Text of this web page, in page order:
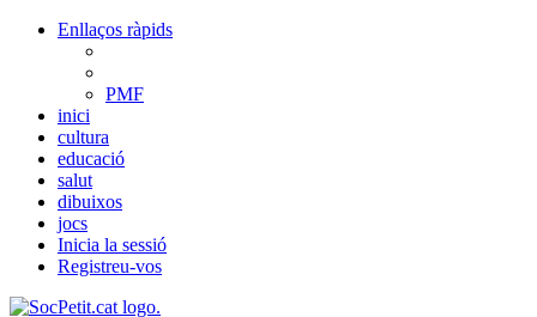
Enllaços ràpids
PMF
inici
cultura
educació
salut
dibuixos
jocs
Inicia la sessió
Registreu-vos